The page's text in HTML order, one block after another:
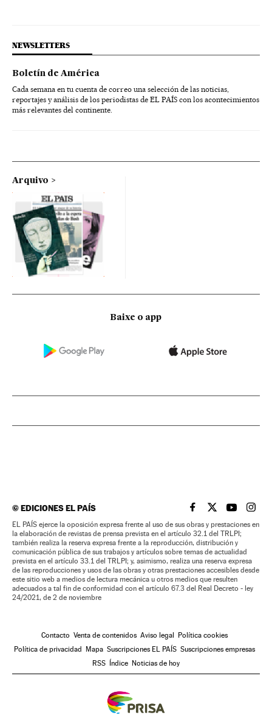
NEWSLETTERS
Boletín de América
Cada semana en tu cuenta de correo una selección de las noticias,
reportajes y análisis de los periodistas de EL PAÍS con los acontecimientos
más relevantes del continente.
Arquivo
Baixe o app
©EDICIONES EL PAÍS EL PAÍS BRASIL EN
EL PAÍSEL PAÍS
EL
EL PAÍS ejerce la oposición expresa frente al uso de sus obras y prestaciones en
la elaboración de revistas de prensa prevista en el artículo 32.1 del TRLPI;
también realiza la reserva expresa frente a la reproducción, distribución y
comunicación pública de sus trabajos y artículos sobre temas de actualidad
prevista en el artículo 33.1 del TRLPI; y, asimismo, realiza una reserva expresa
de las reproducciones y usos de las obras y otras prestaciones accesibles desde
este sitio web a medios de lectura mecánica u otros medios que resulten
adecuados a tal fin de conformidad con el artículo 67.3 del Real Decreto - ley
24/2021, de 2 de noviembre
Contacto Venta de contenidos Aviso legal
Política cookies
Política de privacidad
Mapa Suscripciones EL PAÍS Suscripciones empresas
RSS
Índice Noticias de hoy